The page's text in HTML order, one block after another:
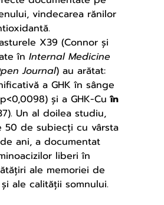
vindecarea rănilor
X39 (Connor și
în Internal Medicine
Journal) au arătat:
a GHK în sânge
și a GHK-Cu în
Un al doilea studiu,
50 de subiecți cu vârsta
ani, a documentat
liberi în
ale memoriei de
ale calității somnului.